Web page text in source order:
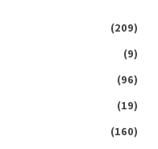
(209)
(9)
(96)
(19)
(160)